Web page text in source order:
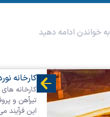
به خواندن ادامه دهید
کارخانه
کارخانه
تیرآهن و
این